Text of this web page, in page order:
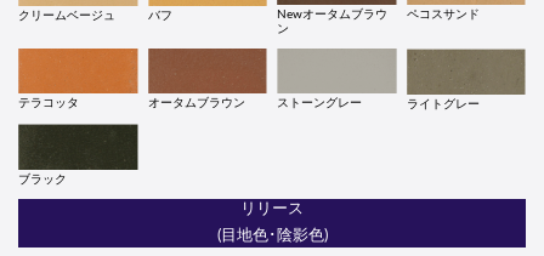
クリームベージュ バフ
Newオータムブラウ
ン
ペコスサンド
テラコッタ オータムブラウン ストーングレー ライトグレー
ブラック
リリース
(目地色･陰影色)